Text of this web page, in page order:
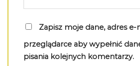
Zapisz moje dane, adres
przeglądarce aby wypełnić
pisania kolejnych komentarzy.